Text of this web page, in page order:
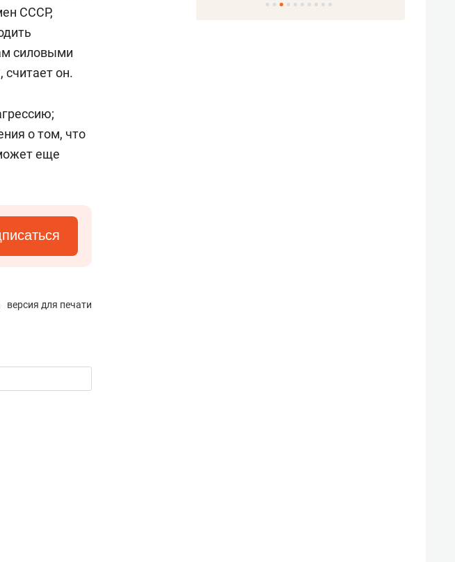
СССР,
силовыми
он.
о том, что
еще
версия для печати